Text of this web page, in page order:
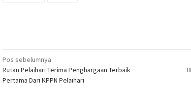
Navigasi
pos
Pos sebelumnya
Rutan Pelaihari Terima Penghargaan Terbaik
Pertama Dari KPPN Pelaihari